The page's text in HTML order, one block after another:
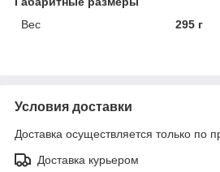
Вес
295 г
Условия доставки
Доставка осуществляется только по
Доставка курьером